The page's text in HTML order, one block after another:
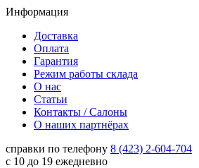
Информация
Доставка
Оплата
Гарантия
Режим работы склада
О нас
Статьи
Контакты / Салоны
О наших партнёрах
справки по телефону 8 (423) 2-604-704
с 10 до 19 ежедневно